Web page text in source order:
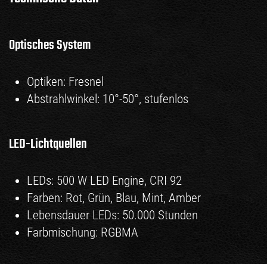
Optisches System
Optiken: Fresnel
Abstrahlwinkel: 10°-50°, stufenlos
LED-Lichtquellen
LEDs: 500 W LED Engine, CRI 92
Farben: Rot, Grün, Blau, Mint, Amber
Lebensdauer LEDs: 50.000 Stunden
Farbmischung: RGBMA